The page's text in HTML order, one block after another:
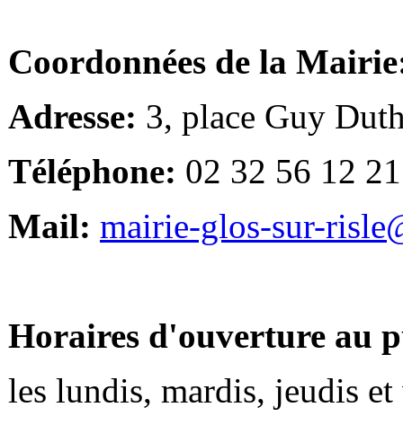
Coordonnées de la
Adresse: 3, place Guy
Téléphone: 02 32 56 12 21
Mail: mairie-glos-sur-
Horaires d'ouverture au
les lundis, mardis, jeudis et